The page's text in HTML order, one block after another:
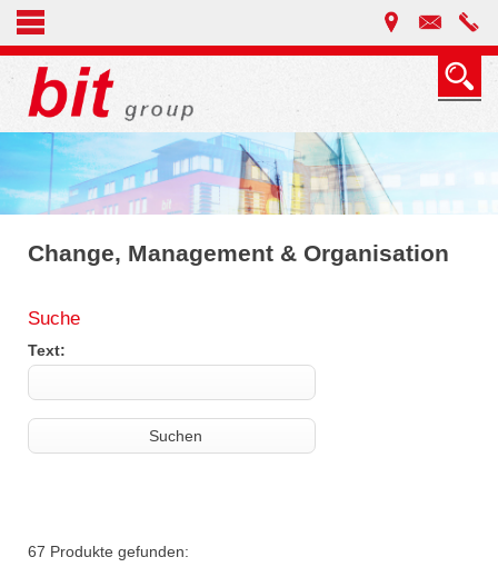
Change, Management & Organisation
Suche
Text:
67 Produkte gefunden: